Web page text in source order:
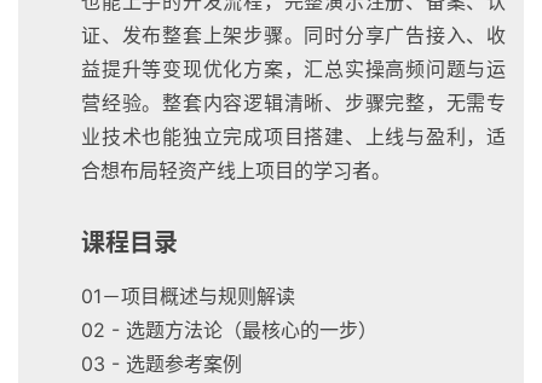
证、发布整套上架步骤。同时分享广告接入、收
益提升等变现优化方案，汇总实操高频问题与运
营经验。整套内容逻辑清晰、步骤完整，无需专
业技术也能独立完成项目搭建、上线与盈利，适
合想布局轻资产线上项目的学习者。
课程目录
01－项目概述与规则解读
02 - 选题方法论（最核心的一步）
03 - 选题参考案例